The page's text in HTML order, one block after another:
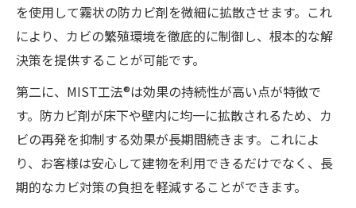
を使用して霧状の防カビ剤を微細に拡散させます。これ
により、カビの繁殖環境を徹底的に制御し、根本的な解
決策を提供することが可能です。
第二に、MIST工法®は効果の持続性が高い点が特徴で
す。防カビ剤が床下や壁内に均一に拡散されるため、カ
ビの再発を抑制する効果が長期間続きます。これによ
り、お客様は安心して建物を利用できるだけでなく、長
期的なカビ対策の負担を軽減することができます。